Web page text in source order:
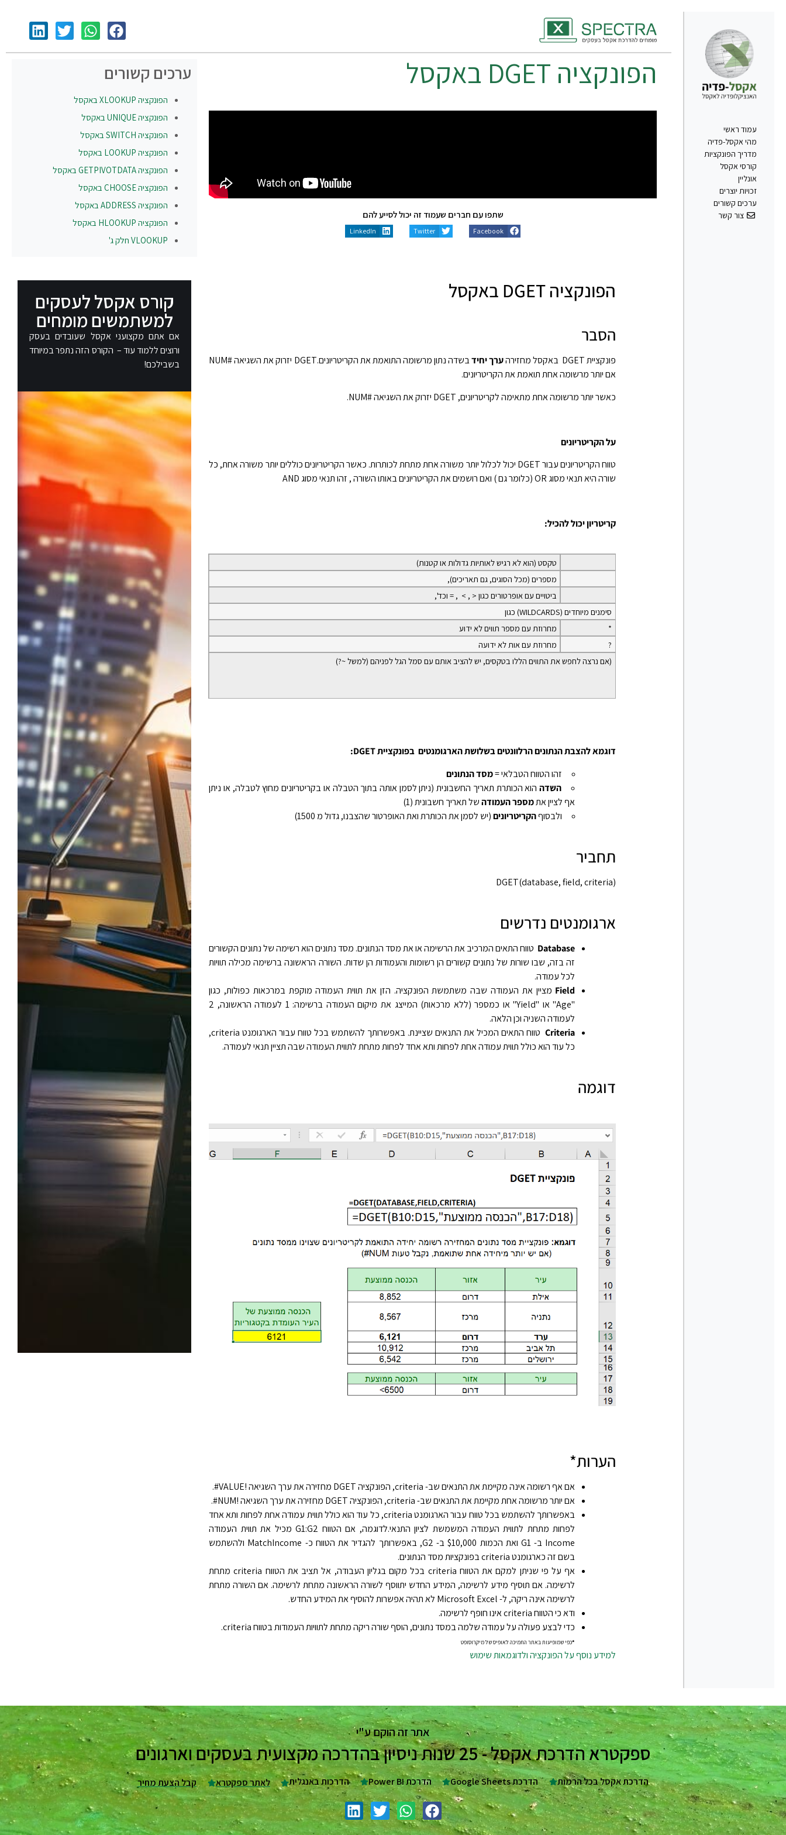
עמוד ראשי
מהי אקסל-פדיה
מדריך הפונקציות
קורסי אקסל
אונליין
זכויות יוצרים
ערכים קשורים
צור קשר
הפונקציה DGET באקסל
שתפו עם חברים שעמוד זה יכול לסייע להם
Facebook
Twitter
LinkedIn
הפונקציה DGET באקסל
הסבר
פונקציית DGET באקסל מחזירה ערך יחיד
בשדה נתון מרשומה התואמת את הקריטריונים.DGET יזרוק את השגיאה #NUM
אם יותר מרשומה אחת תואמת את הקריטריונים.
כאשר יותר מרשומה אחת מתאימה לקריטריונים, DGET יזרוק את השגיאה #NUM.
על הקריטריונים
טווח הקריטריונים עבור DGET יכול לכלול יותר משורה אחת מתחת לכותרות. כאשר הקריטריונים כוללים יותר משורה אחת, כל
שורה היא תנאי מסוג OR (כלומר גם ) ואם רושמים את הקריטריונים באותו השורה , זהו תנאי מסוג AND
קריטריון יכול להכיל:
טקסט (הוא לא רגיש לאותיות גדולות או קטנות)
מספרים (מכל הסוגים, גם תאריכים),
ביטויים עם אופרטורים כגון < , > , = וכד',
סימנים מיוחדים (WILDCARDS) כגון
*
מחרוזת עם מספר תווים לא ידוע
?
מחרוזת עם אות לא ידועה
(אם נרצה לחפש את התווים הללו בטקסים, יש להציב אותם עם סמל הגל לפניהם (למשל ~?)
דוגמא להצבת הנתונים הרלוונטים בשלושת הארגומנטים בפונקצייתDGET
:
זהו הטווח הטבלאי =מסד הנתונים
השדה הוא הכותרת תאריך החשבונית (ניתן לסמן אותה בתוך הטבלה או בקריטריונים מחוץ לטבלה, או ניתן
אף לציין אתמספר העמודהשל תאריך חשבונית (1)
ולבסוףהקריטריונים(יש לסמן את הכותרת ואת האופרטור שהצבנו, גדול מ 1500)
תחביר
‎DGET(database, field, criteria)‎
ארגומנטים נדרשים
Database טווח התאים המרכיב את הרשימה או את מסד הנתונים. מסד נתונים הוא רשימה של נתונים הקשורים
זה בזה, שבו שורות של נתונים קשורים הן רשומות והעמודות הן שדות. השורה הראשונה ברשימה מכילה תוויות
לכל עמודה.
Field מציין את העמודה שבה משתמשת הפונקציה. הזן את תווית העמודה מוקפת במרכאות כפולות, כגון
"Age" או "Yield" או כמספר (ללא מרכאות) המייצג את מיקום העמודה ברשימה: 1 לעמודה הראשונה, 2
לעמודה השניה וכן הלאה.
Criteria
טווח התאים המכיל את התנאים שציינת. באפשרותך להשתמש בכל טווח עבור הארגומנט criteria,
כל עוד הוא כולל תווית עמודה אחת לפחות ותא אחד לפחות מתחת לתווית העמודה שבה תציין תנאי לעמודה.
דוגמה
הערות*
אם אף רשומה אינה מקיימת את התנאים שב- criteria, הפונקציה DGET מחזירה את ערך השגיאה ‎#VALUE!‎.
אם יותר מרשומה אחת מקיימת את התנאים שב- criteria, הפונקציה DGET מחזירה את ערך השגיאה ‎#NUM!‎.
באפשרותך להשתמש בכל טווח עבור הארגומנט criteria, כל עוד הוא כולל תווית עמודה אחת לפחות ותא אחד
לפחות מתחת לתווית העמודה המשמשת לציון התנאי.לדוגמה, אם הטווח G1:G2 מכיל את תווית העמודה
Income ב- G1 ואת הכמות $10,000 ב- G2, באפשרותך להגדיר את הטווח כ- MatchIncome ולהשתמש
בשם זה כארגומנט criteria בפונקציות מסד הנתונים.
אף על פי שניתן למקם את הטווח criteria בכל מקום בגליון העבודה, אל תציב את הטווח criteria מתחת
לרשימה. אם תוסיף מידע לרשימה, המידע החדש יתווסף לשורה הראשונה מתחת לרשימה. אם השורה מתחת
לרשימה אינה ריקה, ל- Microsoft Excel לא תהיה אפשרות להוסיף את המידע החדש.
ודא כי הטווח criteria אינו חופף לרשימה.
כדי לבצע פעולה על עמודה שלמה במסד נתונים, הוסף שורה ריקה מתחת לתוויות העמודות בטווח criteria.
*כפי שמופיעות באתר התמיכה לאופיס של מיקרוסופט
למידע נוסף על הפונקציה ולדוגמאות שימוש
ערכים קשורים
הפונקציה XLOOKUPבאקסל
הפונקציהUNIQUEבאקסל
הפונקציה SWITCHבאקסל
הפונקציה LOOKUP באקסל
הפונקציהGETPIVOTDATAבאקסל
הפונקציהCHOOSEבאקסל
הפונקציה ADDRESSבאקסל
הפונקציה HLOOKUP באקסל
VLOOKUP חלק ג'
קורס אקסל לעסקים
למשתמשים מומחים
אם אתם מקצועני אקסל שעובדים בעסק
ורוצים ללמוד עוד – הקורס הזה נתפר במיוחד
בשבילכם!
אתר זה הוקם ע"י
ספקטרא הדרכת אקסל - 25 שנות ניסיון בהדרכה מקצועית בעסקים וארגונים
הדרכת אקסל בכל הרמות הדרכת Google Sheets הדרכת Power BI הדרכות באנגלית לאתר ספקטרא קבל הצעת מחיר